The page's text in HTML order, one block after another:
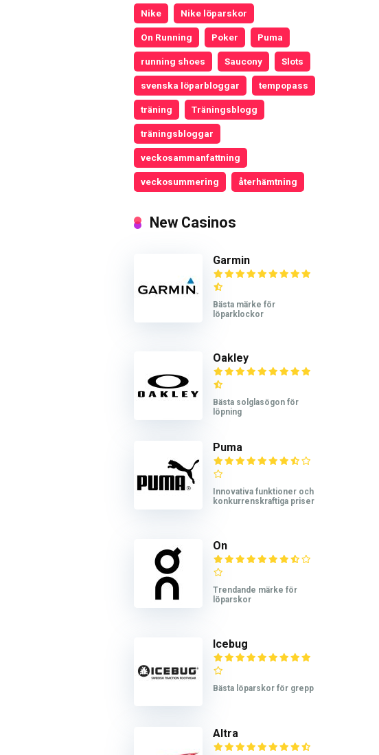
Nike Nike löparskor
On Running Poker Puma
running shoes Saucony Slots
svenska löparbloggar tempopass
träning Träningsblogg
träningsbloggar
veckosammanfattning
veckosummering återhämtning
New Casinos
Garmin
Bästa märke för
löparklockor
Oakley
Bästa solglasögon för
löpning
Puma
Innovativa funktioner och
konkurrenskraftiga priser
On
Trendande märke för
löparskor
Icebug
Bästa löparskor för grepp
Altra